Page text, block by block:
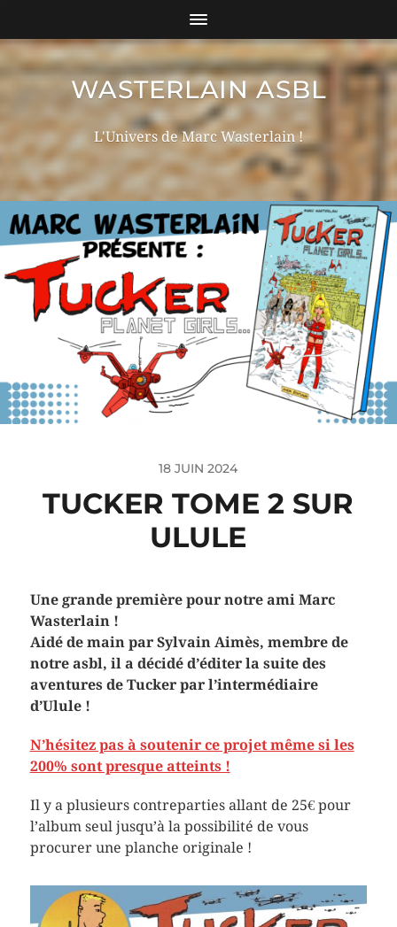
WASTERLAIN ASBL
L'Univers de Marc Wasterlain !
18 JUIN 2024
TUCKER TOME 2 SUR
ULULE
Une grande première pour notre ami Marc
Wasterlain !
Aidé de main par Sylvain Aimès, membre de
notre asbl, il a décidé d’éditer la suite des
aventures de Tucker par l’intermédiaire
d’Ulule !
N’hésitez pas à soutenir ce projet même si les
200% sont presque atteints !
Il y a plusieurs contreparties allant de 25€ pour
l’album seul jusqu’à la possibilité de vous
procurer une planche originale !